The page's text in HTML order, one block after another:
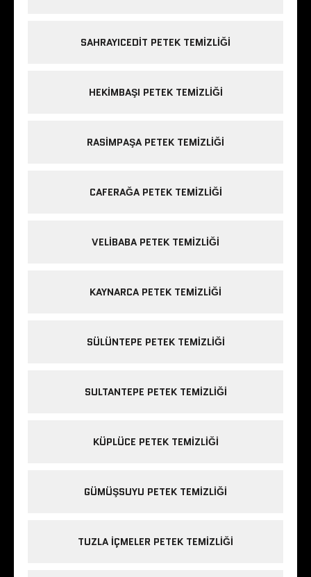
SAHRAYICEDIT PETEK TEMIZLIĞI
HEKIMBAŞI PETEK TEMIZLIĞI
RASIMPAŞA PETEK TEMIZLIĞI
CAFERAĞA PETEK TEMIZLIĞI
VELIBABA PETEK TEMIZLIĞI
KAYNARCA PETEK TEMIZLIĞI
SÜLÜNTEPE PETEK TEMIZLIĞI
SULTANTEPE PETEK TEMIZLIĞI
KÜPLÜCE PETEK TEMIZLIĞI
GÜMÜŞSUYU PETEK TEMIZLIĞI
TUZLA IÇMELER PETEK TEMIZLIĞI